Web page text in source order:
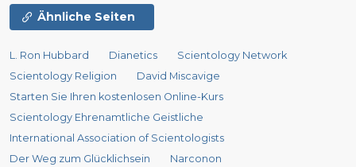
Ähnliche Seiten
L. Ron Hubbard Dianetics
Scientology Network
Scientology Religion
David Miscavige
Starten Sie Ihren kostenlosen Online-Kurs
Scientology Ehrenamtliche Geistliche
International Association of Scientologists
Der Weg zum Glücklichsein
Narconon